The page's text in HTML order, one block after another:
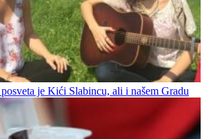
je Kići Slabincu, ali i našem Gradu